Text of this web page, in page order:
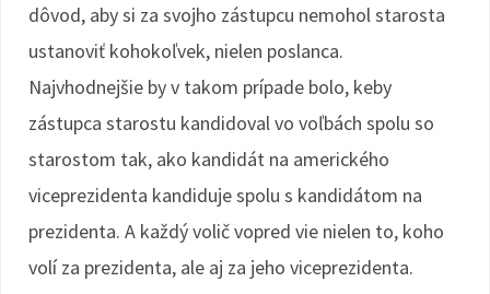
dôvod, aby si za svojho zástupcu nemohol starosta
ustanoviť kohokoľvek, nielen poslanca.
Najvhodnejšie by v takom prípade bolo, keby
zástupca starostu kandidoval vo voľbách spolu so
starostom tak, ako kandidát na amerického
viceprezidenta kandiduje spolu s kandidátom na
prezidenta. A každý volič vopred vie nielen to, koho
volí za prezidenta, ale aj za jeho viceprezidenta.